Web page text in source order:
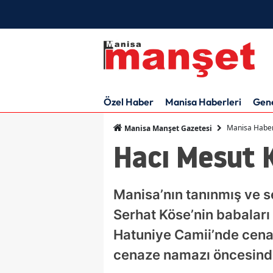
Özel Haber Manisa Haberleri
Manisa Manşet Gazetesi Manisa
Hacı Mesut
Manisa’nın tanınmış
Serhat Köse’nin
Hatuniye Camii’nde
cenaze namazı